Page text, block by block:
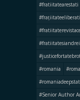
#fratiitatearestati
#romania
#Senior Author